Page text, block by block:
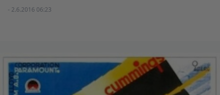
- 2.6.2016 06:23